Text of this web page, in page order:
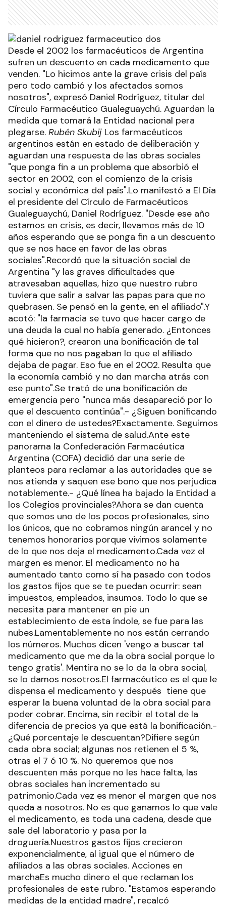
Desde el 2002 los farmacéuticos de Argentina
sufren un descuento en cada medicamento que
venden. "Lo hicimos ante la grave crisis del país
pero todo cambió y los afectados somos
nosotros", expresó Daniel Rodríguez, titular del
Círculo Farmacéutico Gualeguaychú. Aguardan la
medida que tomará la Entidad nacional pera
plegarse. Rubén Skubij Los farmacéuticos
argentinos están en estado de deliberación y
aguardan una respuesta de las obras sociales
"que ponga fin a un problema que absorbió el
sector en 2002, con el comienzo de la crisis
social y económica del país".Lo manifestó a El Día
el presidente del Círculo de Farmacéuticos
Gualeguaychú, Daniel Rodríguez. "Desde ese año
estamos en crisis, es decir, llevamos más de 10
años esperando que se ponga fin a un descuento
que se nos hace en favor de las obras
sociales".Recordó que la situación social de
Argentina "y las graves dificultades que
atravesaban aquellas, hizo que nuestro rubro
tuviera que salir a salvar las papas para que no
quebrasen. Se pensó en la gente, en el afiliado".Y
acotó: "la farmacia se tuvo que hacer cargo de
una deuda la cual no había generado. ¿Entonces
qué hicieron?, crearon una bonificación de tal
forma que no nos pagaban lo que el afiliado
dejaba de pagar. Eso fue en el 2002. Resulta que
la economía cambió y no dan marcha atrás con
ese punto".Se trató de una bonificación de
emergencia pero "nunca más desapareció por lo
que el descuento continúa".- ¿Siguen bonificando
con el dinero de ustedes?Exactamente. Seguimos
manteniendo el sistema de salud.Ante este
panorama la Confederación Farmacéutica
Argentina (COFA) decidió dar una serie de
planteos para reclamar a las autoridades que se
nos atienda y saquen ese bono que nos perjudica
notablemente.- ¿Qué línea ha bajado la Entidad a
los Colegios provinciales?Ahora se dan cuenta
que somos uno de los pocos profesionales, sino
los únicos, que no cobramos ningún arancel y no
tenemos honorarios porque vivimos solamente
de lo que nos deja el medicamento.Cada vez el
margen es menor. El medicamento no ha
aumentado tanto como sí ha pasado con todos
los gastos fijos que se te puedan ocurrir: sean
impuestos, empleados, insumos. Todo lo que se
necesita para mantener en pie un
establecimiento de esta índole, se fue para las
nubes.Lamentablemente no nos están cerrando
los números. Muchos dicen 'vengo a buscar tal
medicamento que me da la obra social porque lo
tengo gratis'. Mentira no se lo da la obra social,
se lo damos nosotros.El farmacéutico es el que le
dispensa el medicamento y después tiene que
esperar la buena voluntad de la obra social para
poder cobrar. Encima, sin recibir el total de la
diferencia de precios ya que está la bonificación.-
¿Qué porcentaje le descuentan?Difiere según
cada obra social; algunas nos retienen el 5 %,
otras el 7 ó 10 %. No queremos que nos
descuenten más porque no les hace falta, las
obras sociales han incrementado su
patrimonio.Cada vez es menor el margen que nos
queda a nosotros. No es que ganamos lo que vale
el medicamento, es toda una cadena, desde que
sale del laboratorio y pasa por la
droguería.Nuestros gastos fijos crecieron
exponencialmente, al igual que el número de
afiliados a las obras sociales. Acciones en
marchaEs mucho dinero el que reclaman los
profesionales de este rubro. "Estamos esperando
medidas de la entidad madre", recalcó